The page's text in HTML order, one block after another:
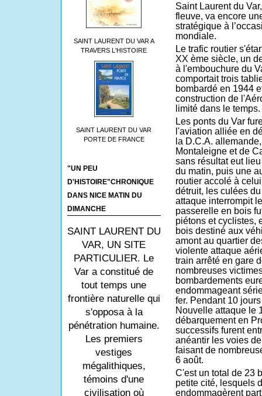
SAINT LAURENT DU VAR A
TRAVERS L'HISTOIRE
SAINT LAURENT DU VAR
PORTE DE FRANCE
"UN PEU
D'HISTOIRE"CHRONIQUE
DANS NICE MATIN DU
DIMANCHE
SAINT LAURENT DU
VAR, UN SITE
PARTICULIER. Le
Var a constitué de
tout temps une
frontière naturelle qui
s'opposa à la
pénétration humaine.
Les premiers
vestiges
mégalithiques,
témoins d'une
civilisation où
Saint Laurent du
fleuve, va encore
stratégique à
mondiale.
Le trafic routier
XX ème siècle, un
à l'embouchure du
comportait trois
bombardé en 1944
construction de
limité dans le temps.
Les ponts du Var
l'aviation alliée en
la D.C.A.
Montaleigne et de
sans résultat eut
du matin, puis une
routier accolé à
détruit, les culées
attaque interrompit
passerelle en bois
piétons et cyclistes,
bois destiné aux
amont au quartier
violente attaque
train arrêté en gare
nombreuses
bombardements
endommageant
fer. Pendant 10
Nouvelle attaque le
débarquement en
successifs furent
anéantir les voies
faisant de
6 août.
C'est un total de 23
petite cité, lesquels
endommagèrent